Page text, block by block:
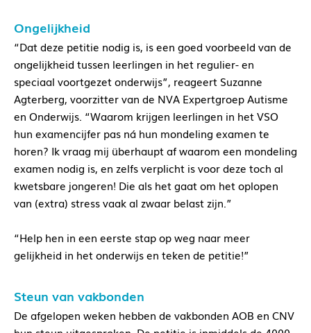
Ongelijkheid
“Dat deze petitie nodig is, is een goed voorbeeld van de
ongelijkheid tussen leerlingen in het regulier- en
speciaal voortgezet onderwijs”, reageert Suzanne
Agterberg, voorzitter van de NVA Expertgroep Autisme
en Onderwijs. “Waarom krijgen leerlingen in het VSO
hun examencijfer pas ná hun mondeling examen te
horen? Ik vraag mij überhaupt af waarom een mondeling
examen nodig is, en zelfs verplicht is voor deze toch al
kwetsbare jongeren! Die als het gaat om het oplopen
van (extra) stress vaak al zwaar belast zijn.”
“Help hen in een eerste stap op weg naar meer
gelijkheid in het onderwijs en teken de petitie!”
Steun van vakbonden
De afgelopen weken hebben de vakbonden AOB en CNV